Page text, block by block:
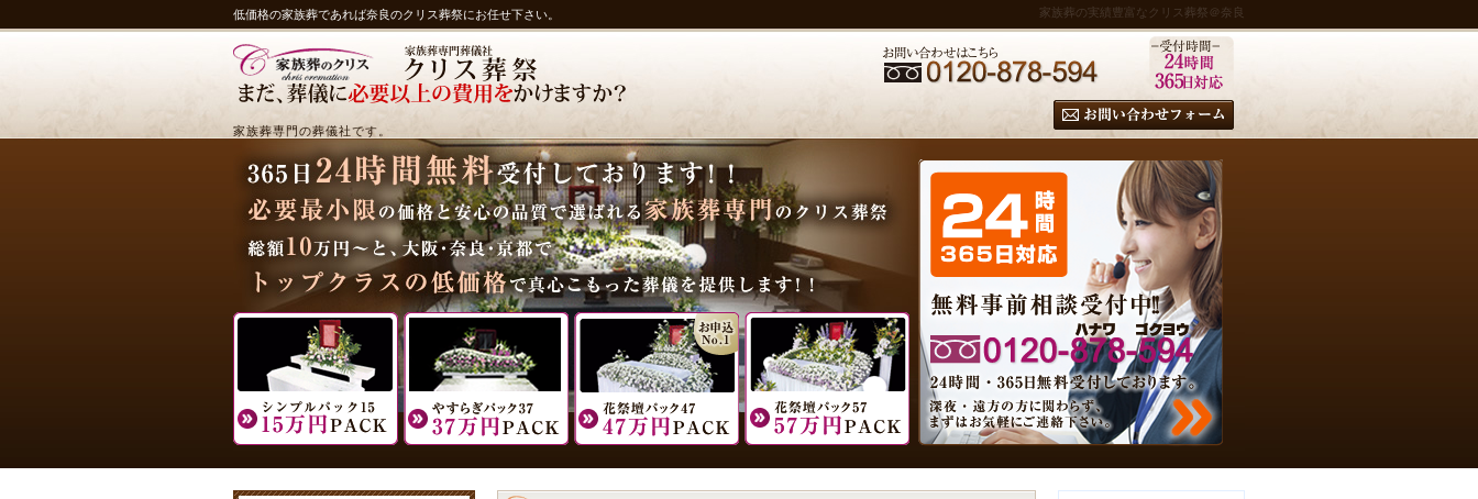
低価格の家族葬であれば奈良のクリス葬祭にお任せ下さい。 家族葬の実績豊富なクリス葬祭＠奈良
家族葬専門の葬儀社です。